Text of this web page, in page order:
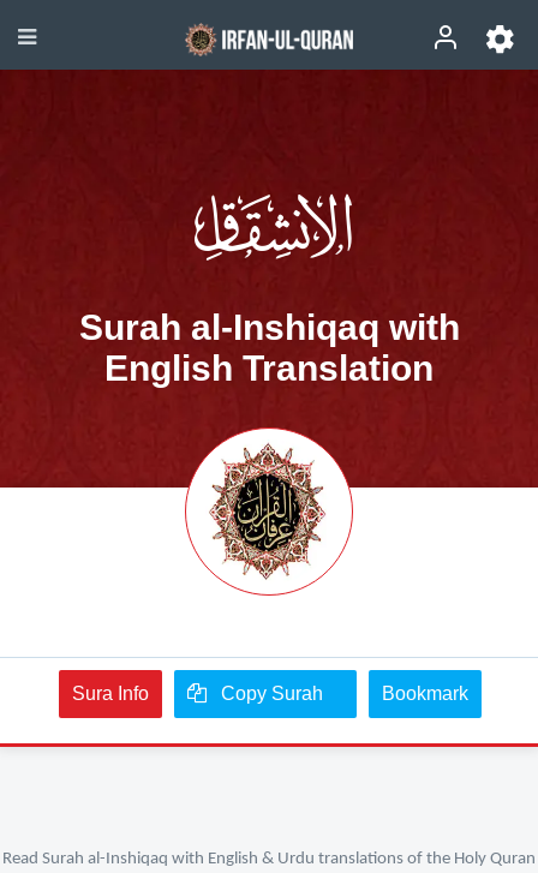
Surah al-Inshiqaq with
English Translation
Sura Info Copy Surah Bookmark
Read Surah al-Inshiqaq with English & Urdu translations of the Holy Quran